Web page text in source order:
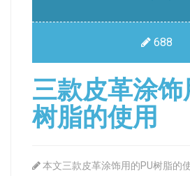
688
三款皮革涂饰
树脂的使用
本文三款皮革涂饰用的PU树脂的